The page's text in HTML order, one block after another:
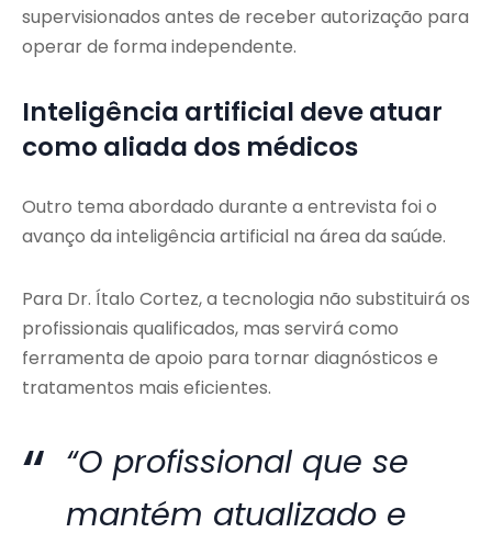
supervisionados antes de receber autorização para
operar de forma independente.
Inteligência artificial deve atuar
como aliada dos médicos
Outro tema abordado durante a entrevista foi o
avanço da inteligência artificial na área da saúde.
Para Dr. Ítalo Cortez, a tecnologia não substituirá os
profissionais qualificados, mas servirá como
ferramenta de apoio para tornar diagnósticos e
tratamentos mais eficientes.
“O profissional que se
mantém atualizado e